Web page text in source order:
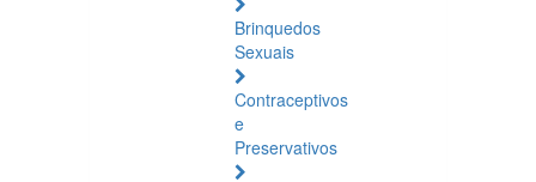
Brinquedos
Sexuais
Contraceptivos
e
Preservativos